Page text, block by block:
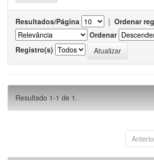
Resultados/Página | Ordenar
Ordenar
Registro(s)
Resultado 1-1 de 1.